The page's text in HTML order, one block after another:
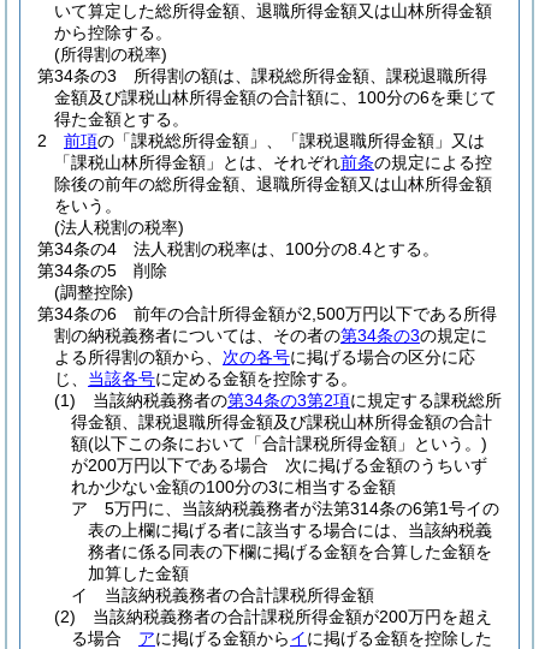
いて算定した総所得金額、退職所得金額又は山林所得金額
から控除する。
(所得割の税率)
第34条の3
所得割の額は、課税総所得金額、課税退職所得
金額及び課税山林所得金額の合計額に、100分の6を乗じて
得た金額とする。
2
前項の「課税総所得金額」、「課税退職所得金額」又は
「課税山林所得金額」とは、それぞれ前条の規定による控
除後の前年の総所得金額、退職所得金額又は山林所得金額
をいう。
(法人税割の税率)
第34条の4
法人税割の税率は、100分の8.4とする。
第34条の5
削除
(調整控除)
第34条の6
前年の合計所得金額が2,500万円以下である所得
割の納税義務者については、その者の第34条の3の規定に
よる所得割の額から、 次の各号に掲げる場合の区分に応
じ、 当該各号に定める金額を控除する。
(1)
当該納税義務者の第34条の3第2項に規定する課税総所
得金額、課税退職所得金額及び課税山林所得金額の合計
額(以下この条において「合計課税所得金額」という。)
が200万円以下である場合 次に掲げる金額のうちいず
れか少ない金額の100分の3に相当する金額
ア
5万円に、当該納税義務者が法第314条の6第1号イの
表の上欄に掲げる者に該当する場合には、当該納税義
務者に係る同表の下欄に掲げる金額を合算した金額を
加算した金額
イ
当該納税義務者の合計課税所得金額
(2)
当該納税義務者の合計課税所得金額が200万円を超え
る場合 アに掲げる金額からイに掲げる金額を控除した